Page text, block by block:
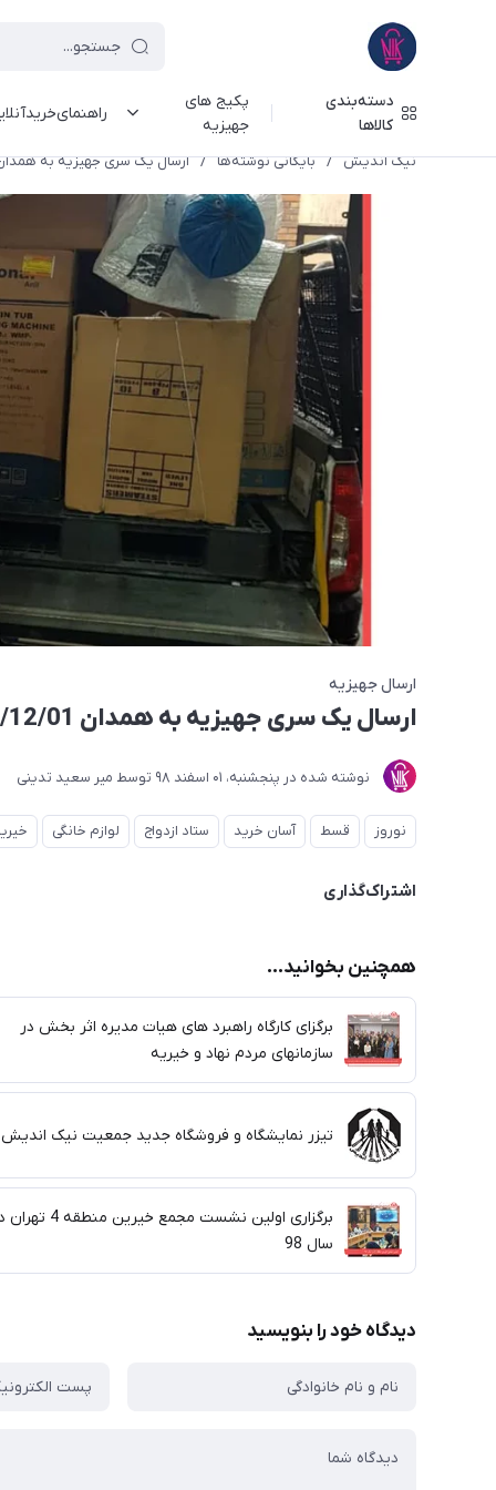
دسته‌بندی
کالاها
پکیج های
جهیزیه
نیک اندیش / بایگانی نوشته‌ها / ارسال یک سری جهیزیه به همدان 1398/
ارسال جهیزیه
ارسال یک سری جهیزیه به همدان 1398/12/01
نوشته شده در پنجشنبه، 01 اسفند 98 توسط میر سعید تدینی
نوروز قسط آسان خرید ستاد ازدواج لوازم خانگی
اشتراک‌گذاری
همچنین بخوانید...
برگزای کارگاه راهبرد های هیات مدیره اثر بخش در
سازمانهای مردم نهاد و خیریه
تیزر نمایشگاه و فروشگاه جدید جمعیت نیک اندیش
برگزاری اولین نشست مجمع خیرین منطقه
سال 98
دیدگاه خود را بنویسید